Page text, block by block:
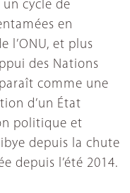
cycle de
en
l’ONU, et plus
des Nations
comme une
d’un État
politique et
depuis la chute
depuis l’été 2014.